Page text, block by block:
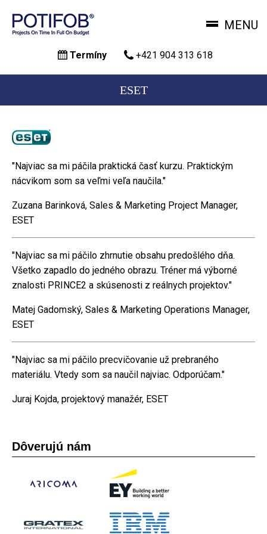
hlavný
MENU
Termíny +421 904 313 618
ESET
"Najviac sa mi páčila praktická časť kurzu. Praktickým
nácvikom som sa veľmi veľa naučila."
Zuzana Barinková, Sales & Marketing Project Manager,
ESET
"Najviac sa mi páčilo zhrnutie obsahu predošlého dňa.
Všetko zapadlo do jedného obrazu. Tréner má výborné
znalosti PRINCE2 a skúsenosti z reálnych projektov."
Matej Gadomský, Sales & Marketing Operations Manager,
ESET
"Najviac sa mi páčilo precvičovanie už prebraného
materiálu. Vtedy som sa naučil najviac. Odporúčam."
Juraj Kojda, projektový manažér, ESET
Dôverujú nám